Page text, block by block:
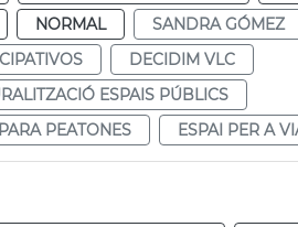
NORMAL
SANDRA GÓMEZ
DECIDIM VLC
ESPAIS PÚBLICS
PEATONES ESPAI PER A